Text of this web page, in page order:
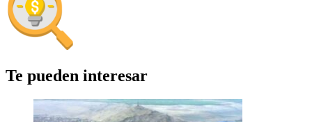
Te pueden interesar